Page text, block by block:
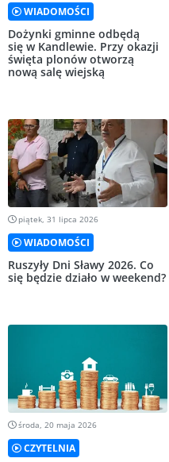
WIADOMOŚCI
Dożynki gminne odbędą
się w Kandlewie. Przy okazji
święta plonów otworzą
nową salę wiejską
piątek, 31 lipca 2026
WIADOMOŚCI
Ruszyły Dni Sławy 2026. Co
się będzie działo w weekend?
środa, 20 maja 2026
CZYTELNIA